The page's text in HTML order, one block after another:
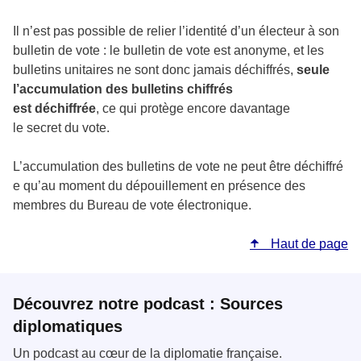
Il n’est pas possible de relier l’identité d’un électeur à son
bulletin de vote : le bulletin de vote est anonyme, et les
bulletins unitaires ne sont donc jamais déchiffrés, seule
l’accumulation des bulletins chiffrés
est déchiffrée, ce qui protège encore davantage
le secret du vote.
L’accumulation des bulletins de vote ne peut être déchiffré
e qu’au moment du dépouillement en présence des
membres du Bureau de vote électronique.
Haut de page
Découvrez notre podcast : Sources
diplomatiques
Un podcast au cœur de la diplomatie française.